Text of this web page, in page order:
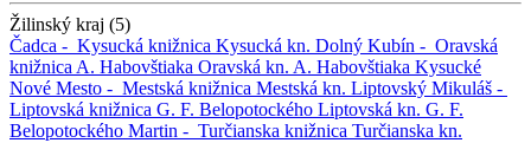
Žilinský kraj (5)
Čadca - Kysucká knižnica Kysucká kn. Dolný Kubín - Oravská
knižnica A. Habovštiaka Oravská kn. A. Habovštiaka Kysucké
Nové Mesto - Mestská knižnica Mestská kn. Liptovský Mikuláš -
Liptovská knižnica G. F. Belopotockého Liptovská kn. G. F.
Belopotockého Martin - Turčianska knižnica Turčianska kn.